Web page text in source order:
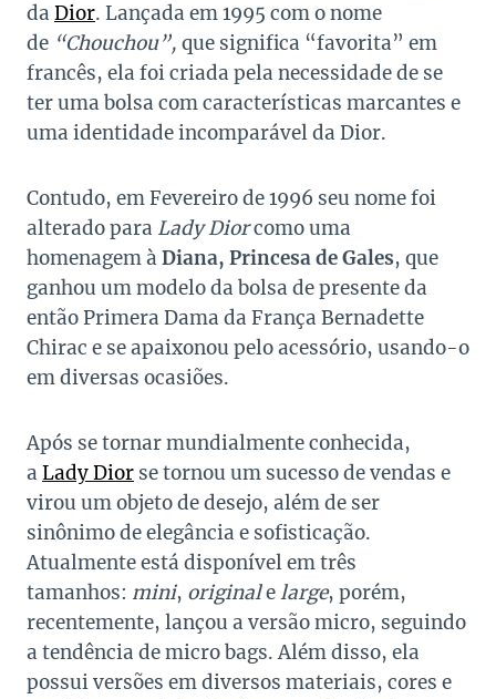
da Dior. Lançada em 1995 com o nome
de “Chouchou”, que significa “favorita” em
francês, ela foi criada pela necessidade de se
ter uma bolsa com características marcantes e
uma identidade incomparável da Dior.
Contudo, em Fevereiro de 1996 seu nome foi
alterado para Lady Diorcomo uma
homenagem à Diana, Princesa de Gales, que
ganhou um modelo da bolsa de presente da
então Primera Dama da França Bernadette
Chirac e se apaixonou pelo acessório, usando-o
em diversas ocasiões.
Após se tornar mundialmente conhecida,
a Lady Dior se tornou um sucesso de vendas e
virou um objeto de desejo, além de ser
sinônimo de elegância e sofisticação.
Atualmente está disponível em três
tamanhos: mini, originalelarge, porém,
recentemente, lançou a versão micro, seguindo
a tendência de micro bags. Além disso, ela
possui versões em diversos materiais, cores e